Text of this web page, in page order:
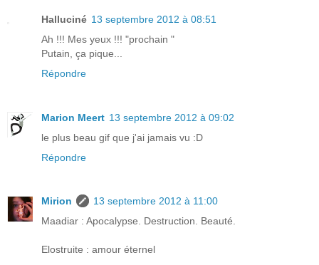
Halluciné 13 septembre 2012 à 08:51
Ah !!! Mes yeux !!! "prochain "
Putain, ça pique...
Répondre
Marion Meert 13 septembre 2012 à 09:02
le plus beau gif que j'ai jamais vu :D
Répondre
Mirion
13 septembre 2012 à 11:00
Maadiar : Apocalypse. Destruction. Beauté.
Elostruite : amour éternel